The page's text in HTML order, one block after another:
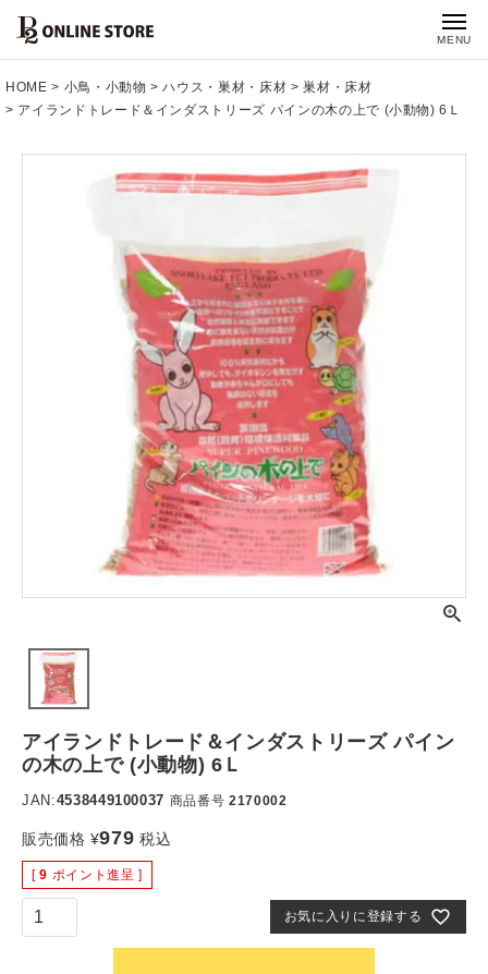
MENU
HOME 小鳥・小動物 ハウス・巣材・床材
巣材・床材
アイランドトレード＆インダストリーズ パインの木の上で (小動物) 6Ｌ
アイランドトレード＆インダストリーズ パイン
の木の上で (小動物) 6Ｌ
JAN:4538449100037 商品番号 2170002
販売価格 ¥979 税込
[ 9 ポイント進呈 ]
お気に入りに登録する